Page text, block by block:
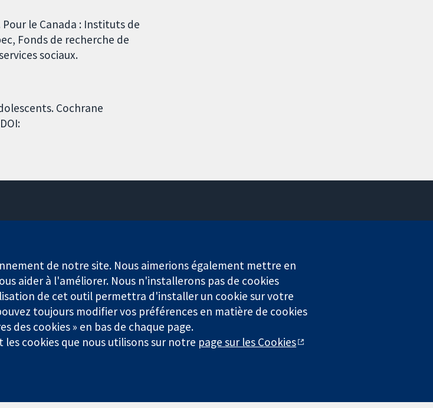
le Canada : Instituts de
Fonds de recherche de
sociaux.
Cochrane
Service de presse
Qui sommes-nous
Offres d'emploi
Cochrane Library
limitée par garantie (n° 03044323) enregistrée en Angleterre et au Pays de Galles. Numéro de
de notre site. Nous aimerions également mettre en
aider à l'améliorer. Nous n'installerons pas de cookies
de cet outil permettra d'installer un cookie sur votre
toujours modifier vos préférences en matière de cookies
des cookies » en bas de chaque page.
cookies que nous utilisons sur notre page sur les Cookies